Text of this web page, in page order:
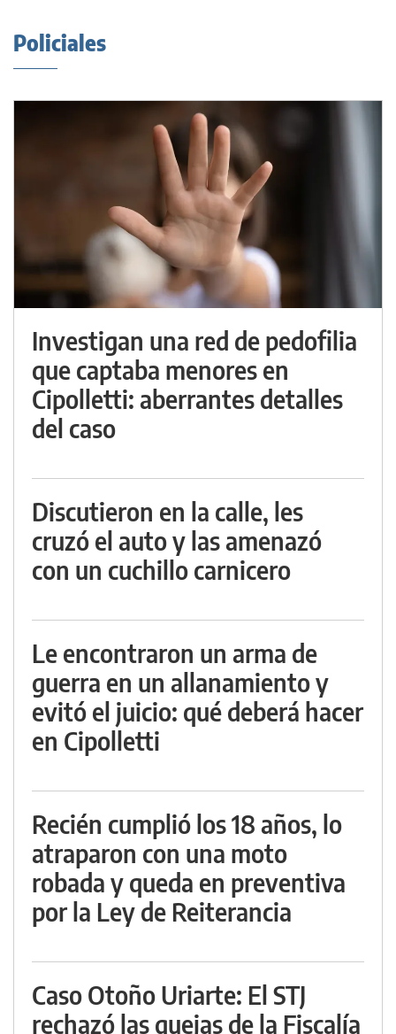
Policiales
Investigan una red de pedofilia
que captaba menores en
Cipolletti: aberrantes detalles
del caso
Discutieron en la calle, les
cruzó el auto y las amenazó
con un cuchillo carnicero
Le encontraron un arma de
guerra en un allanamiento y
evitó el juicio: qué deberá hacer
en Cipolletti
Recién cumplió los 18 años, lo
atraparon con una moto
robada y queda en preventiva
por la Ley de Reiterancia
Caso Otoño Uriarte: El STJ
rechazó las quejas de la Fiscalía